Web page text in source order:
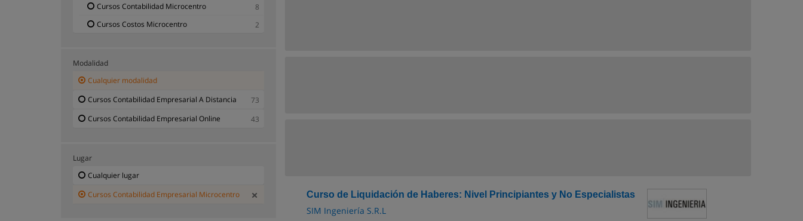
Curso de Liquidación de Haberes: Nivel Principiantes y No Especialistas
SIM Ingeniería S.R.L
Cursos Contabilidad Microcentro
8
Cursos Costos Microcentro
2
Modalidad
Cualquier modalidad
Cursos Contabilidad Empresarial A Distancia
73
Cursos Contabilidad Empresarial Online
43
Lugar
Cualquier lugar
Cursos Contabilidad Empresarial Microcentro